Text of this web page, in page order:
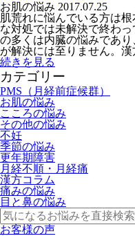
お肌の悩み 2017.07.25
肌荒れに悩んでいる方は
な対処では未解決で終わ
の多くは内臓の悩みであ
が解決には至りません。漢
続きを見る
カテゴリー
PMS（月経前症候群）
お肌の悩み
こころの悩み
その他の悩み
不妊
季節の悩み
更年期障害
月経不順・月経痛
漢方コラム
痛みの悩み
目と鼻の悩み
お客様の声